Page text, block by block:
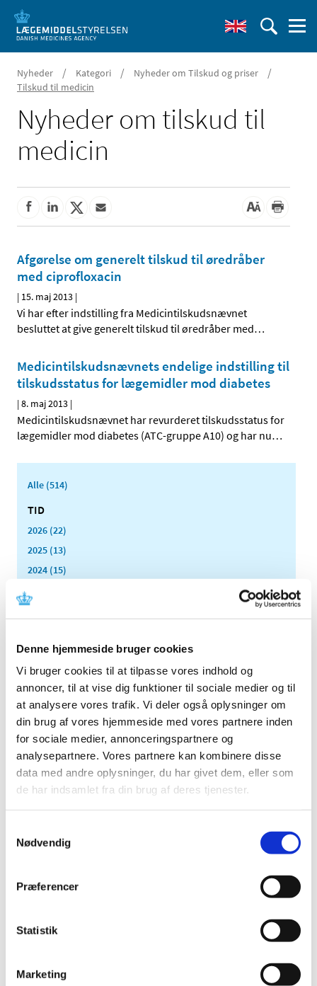
Denne hjemmeside bruger cookies
Vi bruger cookies til at tilpasse vores indhold og
annoncer, til at vise dig funktioner til sociale medier og til
at analysere vores trafik. Vi deler også oplysninger om
din brug af vores hjemmeside med vores partnere inden
for sociale medier, annonceringspartnere og
analysepartnere. Vores partnere kan kombinere disse
data med andre oplysninger, du har givet dem, eller som
de har indsamlet fra din brug af deres tjenester.
Nødvendig
Præferencer
Statistik
Marketing
Nyheder / Kategori / Nyheder om Tilskud og priser /
Tilskud til medicin
Nyheder om tilskud til
medicin
Afgørelse om generelt tilskud til øredråber
med ciprofloxacin
| 15. maj 2013 |
Vi har efter indstilling fra Medicintilskudsnævnet
besluttet at give generelt tilskud til øredråber med…
Medicintilskudsnævnets endelige indstilling til
tilskudsstatus for lægemidler mod diabetes
|8. maj 2013 |
Medicintilskudsnævnet har revurderet tilskudsstatus for
lægemidler mod diabetes (ATC-gruppe A10) og har nu…
Alle (514)
TID
2026 (22)
2025 (13)
2024 (15)
2022 (10)
2020 (13)
2019 (41)
2018 (46)
2017 (36)
2016 (48)
2014 (44)
2013 (45)
oktober (3)
august (1)
maj (2)
marts (10)